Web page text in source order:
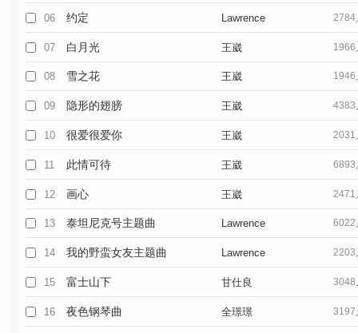
06 约定 Lawrence 2784
07 白月光 王崴 1966
08 雪之花 王崴 1946
09 隐形的翅膀 王崴 4383
10 很爱很爱你 王崴 2031
11 此情可待 王崴 6893
12 画心 王崴 2471
13 泰坦尼克号主题曲 Lawrence 6022
14 我的野蛮女友主题曲 Lawrence 2203
15 富士山下 甘仕良 3048
16 夜色钢琴曲 全璟璟 3197